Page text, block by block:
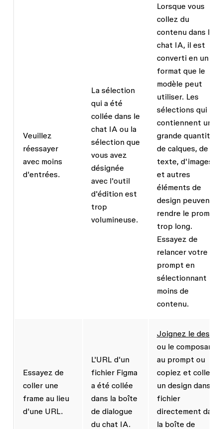
Veuillez
réessayer
avec moins
d'entrées.
La sélection
qui a été
collée dans le
chat IA ou la
sélection que
vous avez
désignée
avec l'outil
d'édition est
trop
volumineuse.
Lorsque vous
collez du
contenu dans le
chat IA, il est
converti en un
format que le
modèle peut
utiliser. Les
sélections qui
contiennent une
grande quantité
de calques, de
texte, d'images
et autres
éléments de
design peuvent
rendre le prompt
trop long.
Essayez de
relancer votre
prompt en
sélectionnant
moins de
contenu.
Essayez de
coller une
frame au lieu
d'une URL.
L'URL d'un
fichier Figma
a été collée
dans la boîte
de dialogue
du chat IA.
Joignez le design
ou le composant
au prompt ou
copiez et collez
un design dans le
fichier
directement dans
la boîte de